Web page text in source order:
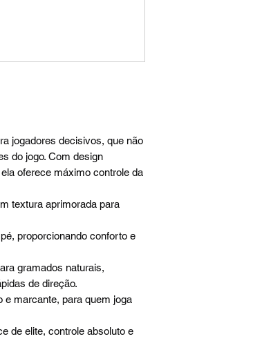
jogadores decisivos, que não
do jogo. Com design
oferece máximo controle da
textura aprimorada para
proporcionando conforto e
gramados naturais,
de direção.
e marcante, para quem joga
de elite, controle absoluto e